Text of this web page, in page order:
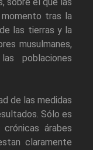
sobre el que las
tras la
las tierras y la
musulmanes,
poblaciones
de las medidas
Sólo es
árabes
claramente